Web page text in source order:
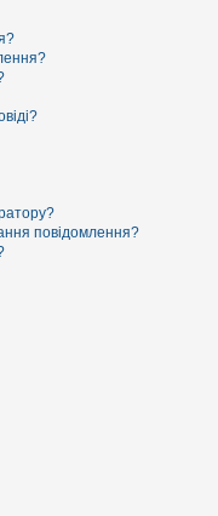
повідомлення?